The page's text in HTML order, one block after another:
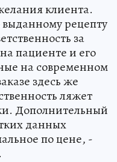
клиента.
рецепту
за
пациенте и его
на современном
здесь же
ляжет
Дополнительный
данных
по цене, -